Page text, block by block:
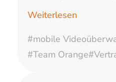
Weiterlesen
#mobile
#Team Orange